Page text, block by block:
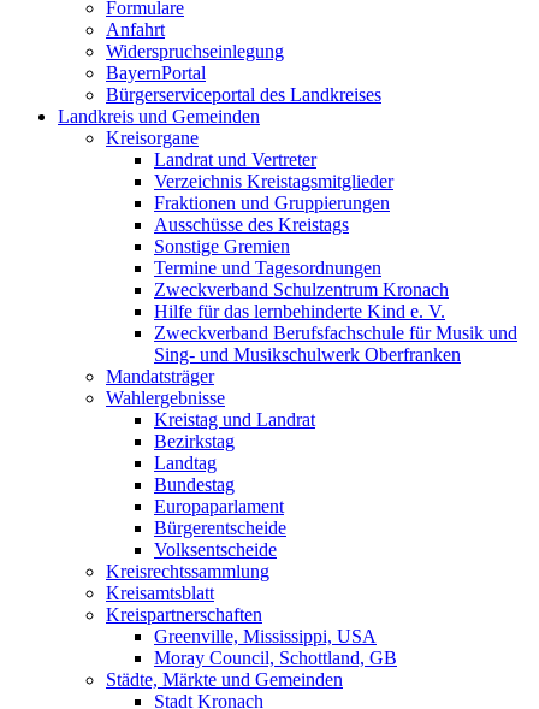
Formulare
Anfahrt
Widerspruchseinlegung
BayernPortal
Bürgerserviceportal des Landkreises
Landkreis und Gemeinden
Kreisorgane
Landrat und Vertreter
Verzeichnis Kreistagsmitglieder
Fraktionen und Gruppierungen
Ausschüsse des Kreistags
Sonstige Gremien
Termine und Tagesordnungen
Zweckverband Schulzentrum Kronach
Hilfe für das lernbehinderte Kind e. V.
Zweckverband Berufsfachschule für Musik und
Sing- und Musikschulwerk Oberfranken
Mandatsträger
Wahlergebnisse
Kreistag und Landrat
Bezirkstag
Landtag
Bundestag
Europaparlament
Bürgerentscheide
Volksentscheide
Kreisrechtssammlung
Kreisamtsblatt
Kreispartnerschaften
Greenville, Mississippi, USA
Moray Council, Schottland, GB
Städte, Märkte und Gemeinden
Stadt Kronach